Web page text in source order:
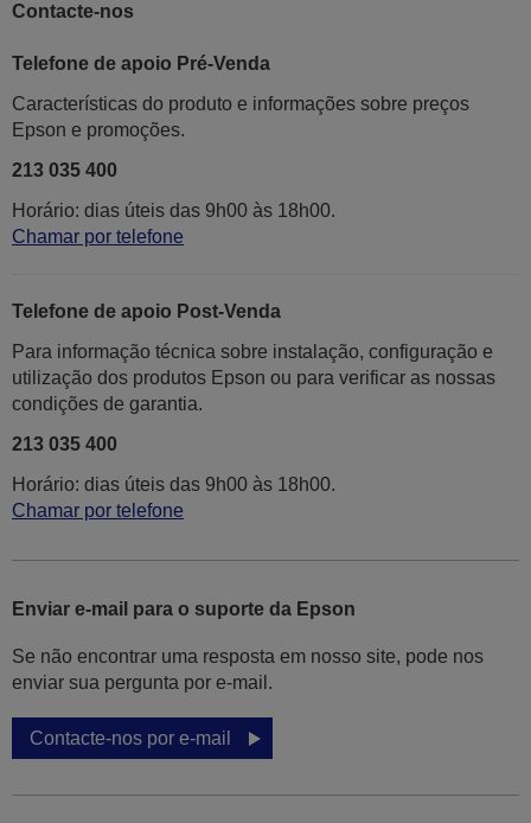
Contacte-nos
Telefone de apoio Pré-Venda
Características do produto e informações sobre preços
Epson e promoções.
213 035 400
Horário: dias úteis das 9h00 às 18h00.
Chamar por telefone
Telefone de apoio Post-Venda
Para informação técnica sobre instalação, configuração e
utilização dos produtos Epson ou para verificar as nossas
condições de garantia.
213 035 400
Horário: dias úteis das 9h00 às 18h00.
Chamar por telefone
Enviar e-mail para o suporte da Epson
Se não encontrar uma resposta em nosso site, pode nos
enviar sua pergunta por e-mail.
Contacte-nos por e-mail